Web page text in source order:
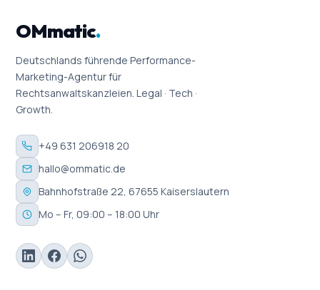
OMmatic.
Deutschlands führende Performance-
Marketing-Agentur für
Rechtsanwaltskanzleien. Legal · Tech ·
Growth.
+49 631 206918 20
hallo@ommatic.de
Bahnhofstraße 22, 67655 Kaiserslautern
Mo – Fr, 09:00 – 18:00 Uhr